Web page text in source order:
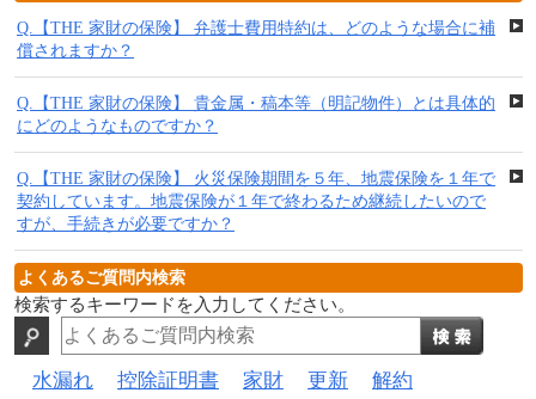
Q. 【THE 家財の保険】 弁護士費用特約は、どのような場合に補
償されますか？
Q. 【THE 家財の保険】 貴金属・稿本等（明記物件）とは具体的
にどのようなものですか？
Q. 【THE 家財の保険】 火災保険期間を５年、地震保険を１年で
契約しています。地震保険が１年で終わるため継続したいので
すが、手続きが必要ですか？
よくあるご質問内検索
検索するキーワードを入力してください。
水漏れ 控除証明書 家財 更新 解約